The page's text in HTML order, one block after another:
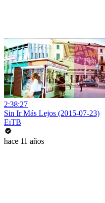
2:38:27
Sin Ir Más Lejos (2015-07-23)
EiTB
hace 11 años